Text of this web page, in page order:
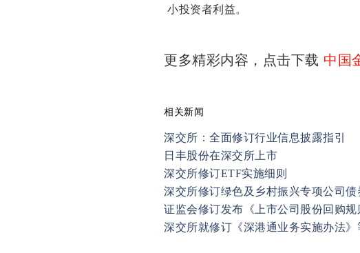
小投资者利益。
更多精彩内容，点击下载 中国
相关新闻
深交所：全面修订行业信息披露指引
日丰股份在深交所上市
深交所修订ETF实施细则
深交所修订绿色及乡村振兴专项公司债
证监会修订发布《上市公司股份回购规
深交所就修订《深港通业务实施办法